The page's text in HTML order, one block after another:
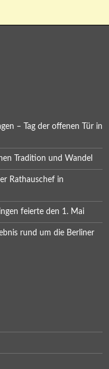
– Tag der offenen Tür in
Tradition und Wandel
Rathauschef in
feierte den 1. Mai
rund um die Berliner